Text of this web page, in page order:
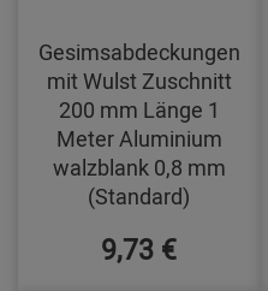
Gesimsabdeckungen
mit Wulst Zuschnitt
200 mm Länge 1
Meter Aluminium
walzblank 0,8 mm
(Standard)
9,73 €